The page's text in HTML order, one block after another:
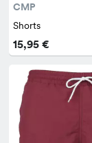
CMP
Shorts
15,95 €